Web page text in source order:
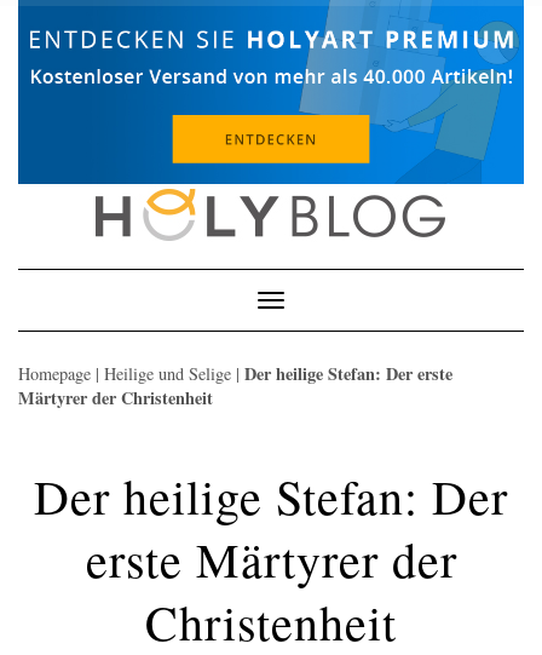
Toggle
Navigation
Homepage | Heilige und Selige | Der heilige Stefan: Der erste
Märtyrer der Christenheit
Der heilige Stefan: Der
erste Märtyrer der
Christenheit